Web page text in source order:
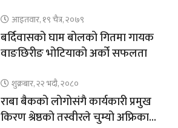
आइतवार, १९ चैत्र, २०७९
बर्दिवासको घाम बोलको गितमा गायक
वाङछिरीङ भोटियाको अर्को सफलता
शुक्रबार, २२ भदौ, २०८०
राबा बैकको लोगोसंगै कार्यकारी प्रमुख
किरण श्रेष्ठको तस्वीरले चुम्यो अफ्रिकाको